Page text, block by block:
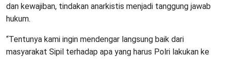
dan kewajiban, tindakan anarkistis menjadi tanggung jawab
hukum.
“Tentunya kami ingin mendengar langsung baik dari
masyarakat Sipil terhadap apa yang harus Polri lakukan ke